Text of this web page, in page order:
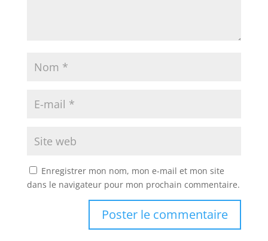
Enregistrer mon nom, mon e-mail et mon site
dans le navigateur pour mon prochain commentaire.